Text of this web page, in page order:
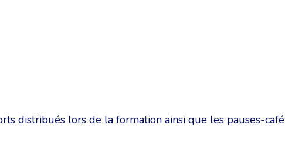
distribués lors de la formation ainsi que les pauses-café